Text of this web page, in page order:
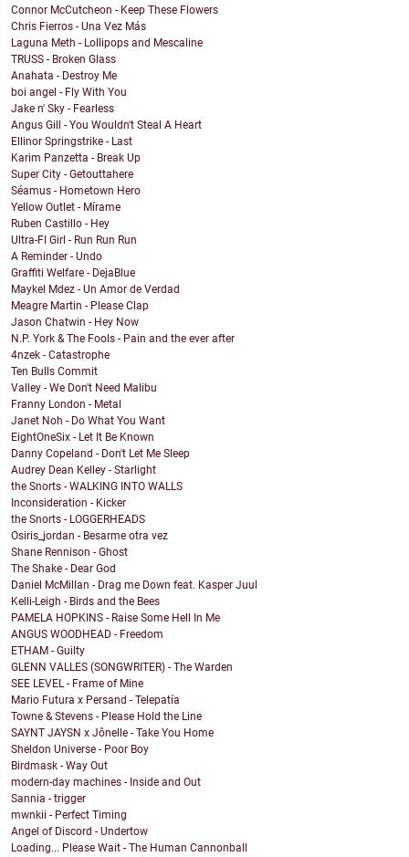
Connor McCutcheon - Keep These Flowers
Chris Fierros - Una Vez Más
Laguna Meth - Lollipops and Mescaline
TRUSS - Broken Glass
Anahata - Destroy Me
boi angel - Fly With You
Jake n' Sky - Fearless
Angus Gill - You Wouldn't Steal A Heart
Ellinor Springstrike - Last
Karim Panzetta - Break Up
Super City - Getouttahere
Séamus - Hometown Hero
Yellow Outlet - Mírame
Ruben Castillo - Hey
Ultra-FI Girl - Run Run Run
A Reminder - Undo
Graffiti Welfare - DejaBlue
Maykel Mdez - Un Amor de Verdad
Meagre Martin - Please Clap
Jason Chatwin - Hey Now
N.P. York & The Fools - Pain and the ever after
4nzek - Catastrophe
Ten Bulls Commit
Valley - We Don't Need Malibu
Franny London - Metal
Janet Noh - Do What You Want
EightOneSix - Let It Be Known
Danny Copeland - Don't Let Me Sleep
Audrey Dean Kelley - Starlight
the Snorts - WALKING INTO WALLS
Inconsideration - Kicker
the Snorts - LOGGERHEADS
Osiris_jordan - Besarme otra vez
Shane Rennison - Ghost
The Shake - Dear God
Daniel McMillan - Drag me Down feat. Kasper Juul
Kelli-Leigh - Birds and the Bees
PAMELA HOPKINS - Raise Some Hell In Me
ANGUS WOODHEAD - Freedom
ETHAM - Guilty
GLENN VALLES (SONGWRITER) - The Warden
SEE LEVEL - Frame of Mine
Mario Futura x Persand - Telepatía
Towne & Stevens - Please Hold the Line
SAYNT JAYSN x Jônelle - Take You Home
Sheldon Universe - Poor Boy
Birdmask - Way Out
modern-day machines - Inside and Out
Sannia - trigger
mwnkii - Perfect Timing
Angel of Discord - Undertow
Loading... Please Wait - The Human Cannonball